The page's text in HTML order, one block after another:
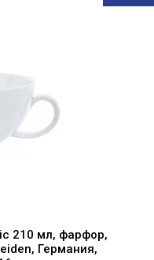
210 мл, фарфор,
Германия,